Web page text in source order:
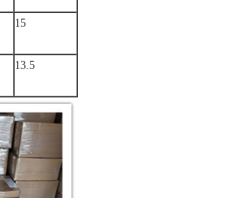
15
13.5